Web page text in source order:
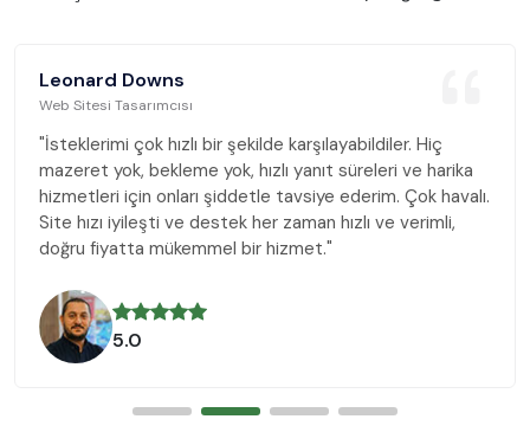
Leonard Downs
Web Sitesi Tasarımcısı
"İsteklerimi çok hızlı bir şekilde karşılayabildiler. Hiç
mazeret yok, bekleme yok, hızlı yanıt süreleri ve harika
hizmetleri için onları şiddetle tavsiye ederim. Çok havalı.
Site hızı iyileşti ve destek her zaman hızlı ve verimli,
doğru fiyatta mükemmel bir hizmet."
5.0